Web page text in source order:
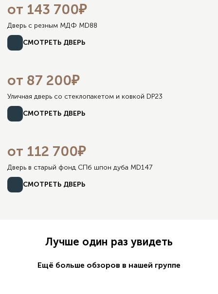
от 143 700₽
Дверь с резным МДФ MD88
СМОТРЕТЬ ДВЕРЬ
от 87 200₽
Уличная дверь со стеклопакетом и ковкой DP23
СМОТРЕТЬ ДВЕРЬ
от 112 700₽
Дверь в старый фонд СПб шпон дуба MD147
СМОТРЕТЬ ДВЕРЬ
Лучше один раз увидеть
Ещё больше обзоров в нашей группе